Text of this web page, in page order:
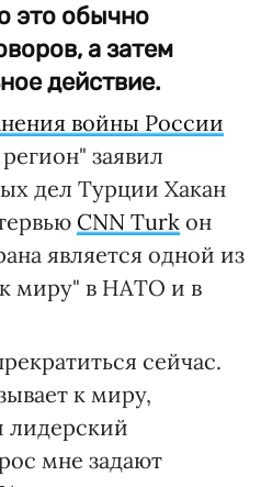
это обычно
а затем
действие.
войны России
заявил
дел Турции Хакан
CNN Turk он
является одной из
к миру" в НАТО и в
сейчас.
к миру,
лидерский
мне задают